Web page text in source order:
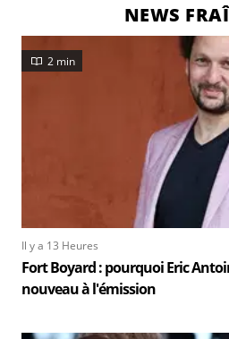
NEWS
2 min
Il y a 13 Heures
Fort Boyard : pourquoi Eric
nouveau à l'émission